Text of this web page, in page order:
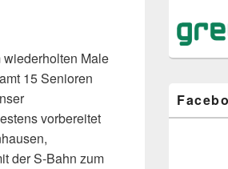
Male
15 Senioren
vorbereitet
der S-Bahn zum